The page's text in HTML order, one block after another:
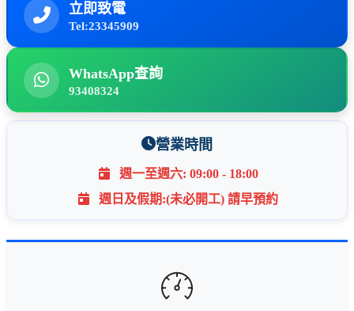
立即致電
Tel:23345909
WhatsApp查詢
93408324
營業時間
週一至週六: 09:00 - 18:00
週日及假期:(未必開工) 請早預約